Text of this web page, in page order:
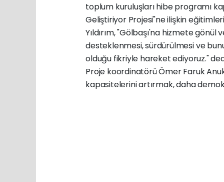
toplum kuruluşları hibe programı
Geliştiriyor Projesi"ne ilişkin
Yıldırım, "Gölbaşı'na hizmete
desteklenmesi, sürdürülmesi ve
olduğu fikriyle hareket ediyoruz."
Proje koordinatörü Ömer Faruk
kapasitelerini artırmak, daha